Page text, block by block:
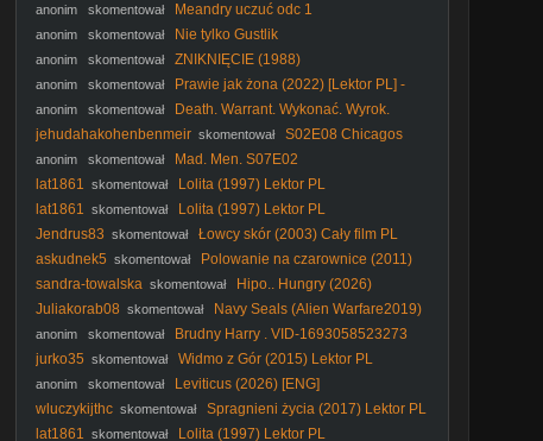
anonim skomentował Meandry uczuć odc 1
anonim skomentował Nie tylko Gustlik
anonim skomentował ZNIKNIĘCIE (1988)
anonim skomentował
Prawie jak żona (2022) [Lektor PL] -
Wifelike
anonim skomentował
Death. Warrant. Wykonać. Wyrok.
1990. Lektor.pl
jehudahakohenbenmeir skomentował
S02E08 Chicagos
Tower of Terror
anonim skomentował
Mad. Men. S07E02
lat1861 skomentował
Lolita (1997) Lektor PL
lat1861 skomentował
Lolita (1997) Lektor PL
Jendrus83 skomentował
Łowcy skór (2003) Cały film PL
askudnek5 skomentował
Polowanie na czarownice (2011)
Lektor PL
sandra-towalska skomentował
Hipo.. Hungry (2026)
Juliakorab08 skomentował
Navy Seals (Alien Warfare2019)
Lektor Pl 720p.
anonim skomentował
Brudny Harry . VID-1693058523273
jurko35 skomentował Widmo z Gór (2015) Lektor PL
anonim skomentował
Leviticus (2026) [ENG]
wluczykijthc skomentował
Spragnieni życia (2017) Lektor PL
lat1861 skomentował Lolita (1997) Lektor PL